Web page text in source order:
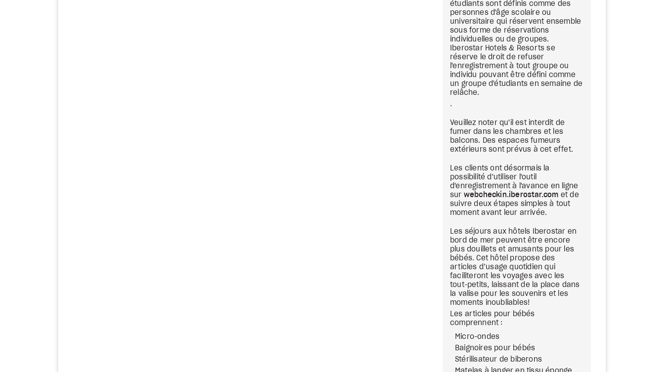
étudiants sont définis comme des
personnes d'âge scolaire ou
universitaire qui réservent ensemble
sous forme de réservations
individuelles ou de groupes.
Iberostar Hotels & Resorts se
réserve le droit de refuser
l'enregistrement à tout groupe ou
individu pouvant être défini comme
un groupe d'étudiants en semaine de
relâche.
.
Veuillez noter qu'il est interdit de
fumer dans les chambres et les
balcons. Des espaces fumeurs
extérieurs sont prévus à cet effet.
Les clients ont désormais la
possibilité d'utiliser l'outil
d'enregistrement à l'avance en ligne
sur webcheckin.iberostar.com et de
suivre deux étapes simples à tout
moment avant leur arrivée.
Les séjours aux hôtels Iberostar en
bord de mer peuvent être encore
plus douillets et amusants pour les
bébés. Cet hôtel propose des
articles d’usage quotidien qui
faciliteront les voyages avec les
tout-petits, laissant de la place dans
la valise pour les souvenirs et les
moments inoubliables!
Les articles pour bébés
comprennent :
Micro-ondes
Baignoires pour bébés
Stérilisateur de biberons